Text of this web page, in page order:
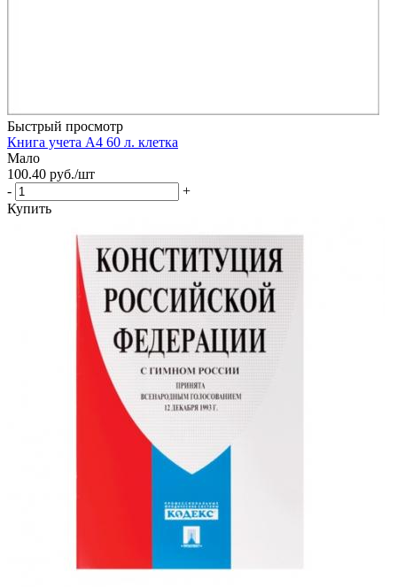
Быстрый просмотр
Книга учета А4 60 л. клетка
Мало
100.40 руб./шт
-
+
Купить